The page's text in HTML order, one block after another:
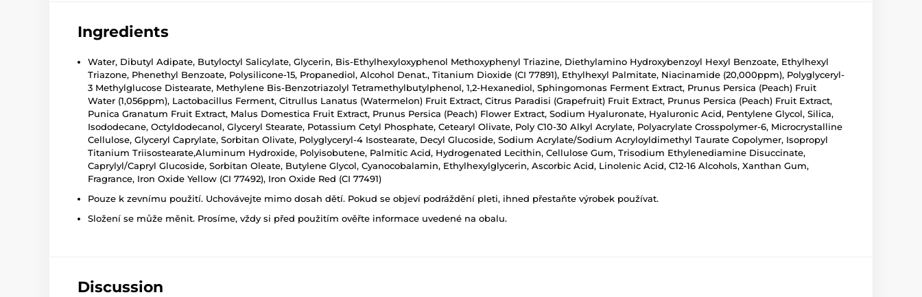
Ingredients
Water, Dibutyl Adipate, Butyloctyl Salicylate, Glycerin, Bis-Ethylhexyloxyphenol Methoxyphenyl Triazine, Diethylamino Hydroxybenzoyl Hexyl Benzoate, Ethylhexyl
Triazone, Phenethyl Benzoate, Polysilicone-15, Propanediol, Alcohol Denat., Titanium Dioxide (CI 77891), Ethylhexyl Palmitate, Niacinamide (20,000ppm), Polyglyceryl-
3 Methylglucose Distearate, Methylene Bis-Benzotriazolyl Tetramethylbutylphenol, 1,2-Hexanediol, Sphingomonas Ferment Extract, Prunus Persica (Peach) Fruit
Water (1,056ppm), Lactobacillus Ferment, Citrullus Lanatus (Watermelon) Fruit Extract, Citrus Paradisi (Grapefruit) Fruit Extract, Prunus Persica (Peach) Fruit Extract,
Punica Granatum Fruit Extract, Malus Domestica Fruit Extract, Prunus Persica (Peach) Flower Extract, Sodium Hyaluronate, Hyaluronic Acid, Pentylene Glycol, Silica,
Isododecane, Octyldodecanol, Glyceryl Stearate, Potassium Cetyl Phosphate, Cetearyl Olivate, Poly C10-30 Alkyl Acrylate, Polyacrylate Crosspolymer-6, Microcrystalline
Cellulose, Glyceryl Caprylate, Sorbitan Olivate, Polyglyceryl-4 Isostearate, Decyl Glucoside, Sodium Acrylate/Sodium Acryloyldimethyl Taurate Copolymer, Isopropyl
Titanium Triisostearate,Aluminum Hydroxide, Polyisobutene, Palmitic Acid, Hydrogenated Lecithin, Cellulose Gum, Trisodium Ethylenediamine Disuccinate,
Caprylyl/Capryl Glucoside, Sorbitan Oleate, Butylene Glycol, Cyanocobalamin, Ethylhexylglycerin, Ascorbic Acid, Linolenic Acid, C12-16 Alcohols, Xanthan Gum,
Fragrance, Iron Oxide Yellow (CI 77492), Iron Oxide Red (CI 77491)
Pouze k zevnímu použití. Uchovávejte mimo dosah dětí. Pokud se objeví podráždění pleti, ihned přestaňte výrobek používat.
Složení se může měnit. Prosíme, vždy si před použitím ověřte informace uvedené na obalu.
Discussion